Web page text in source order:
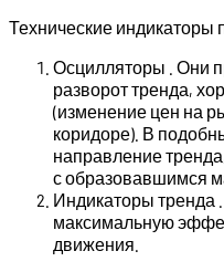
Технические индикаторы
Осцилляторы . Они
разворот тренда,
(изменение цен на
коридоре). В
направление
с образовавшимся
Индикаторы тренда
максимальную
движения.